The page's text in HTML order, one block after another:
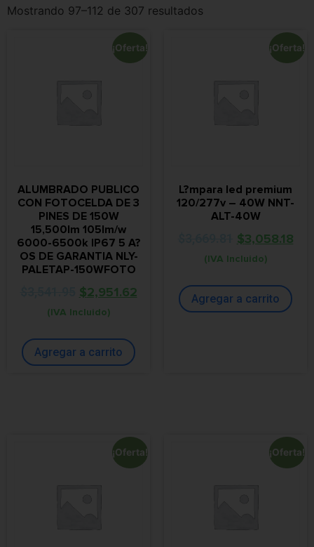
Mostrando 97–112 de 307 resultados
¡Oferta!
ALUMBRADO PUBLICO
CON FOTOCELDA DE 3
PINES DE 150W
15,500lm 105lm/w
6000-6500k IP67 5 A?
OS DE GARANTIA NLY-
PALETAP-150WFOTO
$2,951.62
(IVA Incluido)
Agregar a carrito
¡Oferta!
L?mpara led premium
120/277v – 40W NNT-
ALT-40W
$3,058.18
(IVA Incluido)
Agregar a carrito
¡Oferta! ¡Oferta!